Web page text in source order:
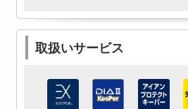
取扱いサービス